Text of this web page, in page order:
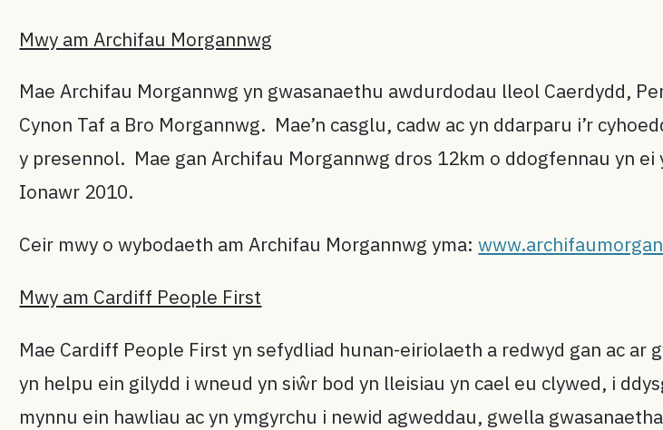
Mwy am Archifau Morgannwg
Mae Archifau Morgannwg yn gwasanaethu awdurdodau lleol Caerdydd,
Cynon Taf a Bro Morgannwg. Mae’n casglu, cadw ac yn ddarparu i’r
y presennol. Mae gan Archifau Morgannwg dros 12km o ddogfennau yn ei
Ionawr 2010.
Ceir mwy o wybodaeth am Archifau Morgannwg yma:
Mwy am Cardiff People First
Mae Cardiff People First yn sefydliad hunan-eiriolaeth a redwyd gan ac ar
yn helpu ein gilydd i wneud yn siŵr bod yn lleisiau yn cael eu clywed, i
mynnu ein hawliau ac yn ymgyrchu i newid agweddau, gwella